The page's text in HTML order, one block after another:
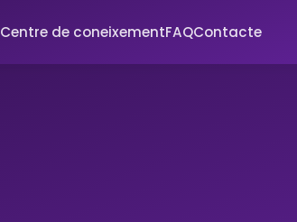
Centre de coneixementFAQContacte